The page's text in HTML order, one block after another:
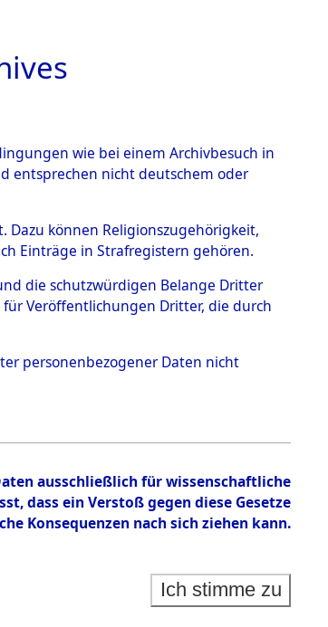
wie bei einem Archivbesuch in
entsprechen nicht deutschem oder
Dazu können Religionszugehörigkeit,
Einträge in Strafregistern gehören.
die schutzwürdigen Belange Dritter
Veröffentlichungen Dritter, die durch
personenbezogener Daten nicht
ausschließlich für wissenschaftliche
dass ein Verstoß gegen diese Gesetze
Konsequenzen nach sich ziehen kann.
Ich stimme zu